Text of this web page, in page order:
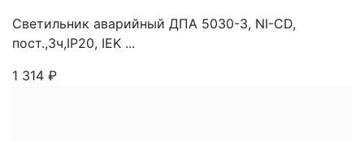
Светильник аварийный ДПА 5030-3, NI-CD,
пост.,3ч,IP20, IEK ...
1 314 ₽